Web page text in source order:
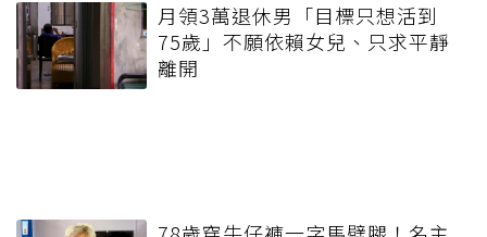
月領3萬退休男「目標只想活到
75歲」不願依賴女兒、只求平靜
離開